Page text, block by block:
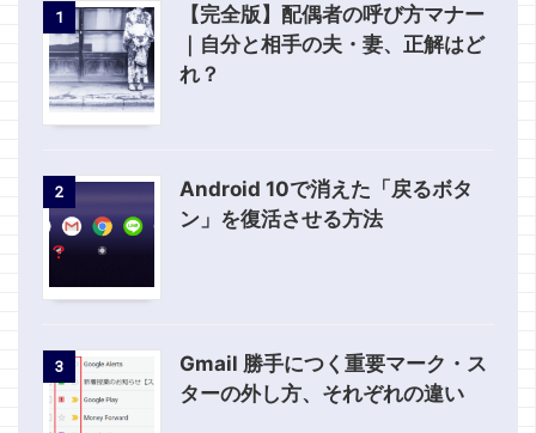
1
【完全版】配偶者の呼び方マナー
｜自分と相手の夫・妻、正解はど
れ？
2
Android 10で消えた「戻るボタ
ン」を復活させる方法
3
Gmail 勝手につく重要マーク・ス
ターの外し方、それぞれの違い